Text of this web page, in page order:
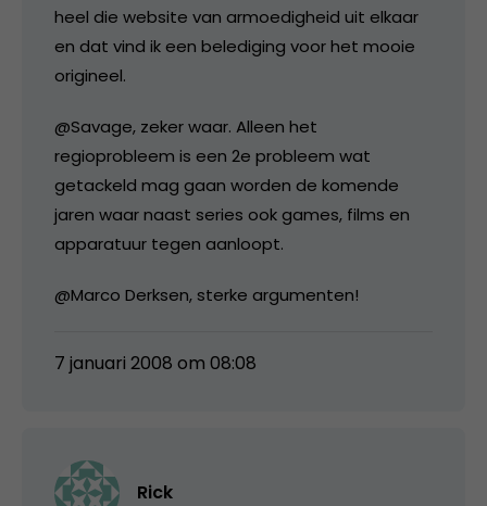
heel die website van armoedigheid uit elkaar
en dat vind ik een belediging voor het mooie
origineel.
@Savage, zeker waar. Alleen het
regioprobleem is een 2e probleem wat
getackeld mag gaan worden de komende
jaren waar naast series ook games, films en
apparatuur tegen aanloopt.
@Marco Derksen, sterke argumenten!
7 januari 2008 om 08:08
Rick